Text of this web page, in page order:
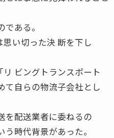
ある。
い切った決 断を下し
ビングトランスポート
て自らの物流子会社とし
を配送業者に委ねるの
時代背景があった。